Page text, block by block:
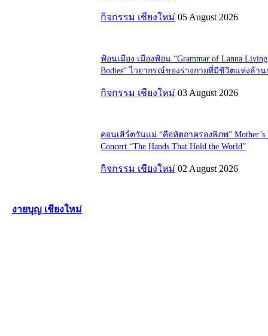
กิจกรรม เชียงใหม่ 05 August 2026
ฟ้อนเมือง เมืองฟ้อน “Grammar of Lanna Living
Bodies” ไวยากรณ์ของร่างกายที่มีชีวิตแห่งล้า
กิจกรรม เชียงใหม่ 03 August 2026
คอนเสิร์ตวันแม่ “คือหัตถาครองพิภพ” Mother’s
Concert “The Hands That Hold the World”
กิจกรรม เชียงใหม่ 02 August 2026
งายบุญ เชียงใหม่